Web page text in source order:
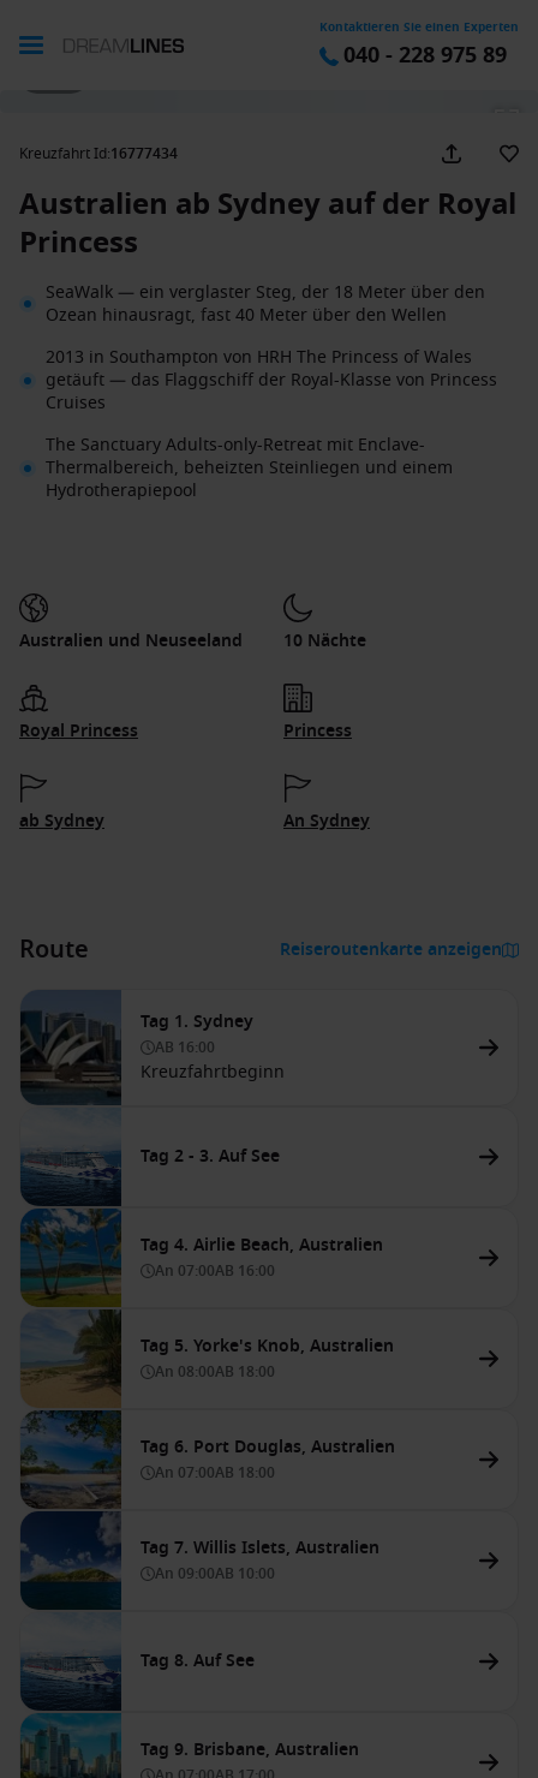
Kontaktieren Sie einen Experten
040 - 228 975 89
Kreuzfahrt Id:16777434
Australien ab Sydney auf der Royal
Princess
SeaWalk — ein verglaster Steg, der 18 Meter über den
Ozean hinausragt, fast 40 Meter über den Wellen
2013 in Southampton von HRH The Princess of Wales
getäuft — das Flaggschiff der Royal-Klasse von Princess
Cruises
The Sanctuary Adults-only-Retreat mit Enclave-
Thermalbereich, beheizten Steinliegen und einem
Hydrotherapiepool
Australien und Neuseeland 10 Nächte
Royal Princess Princess
ab Sydney An Sydney
Route Reiseroutenkarte anzeigen
Tag 1. Sydney
AB 16:00
Kreuzfahrtbeginn
Tag 2 - 3. Auf See
Tag 4. Airlie Beach, Australien
An 07:00AB 16:00
Tag 5. Yorke's Knob, Australien
An 08:00AB 18:00
Tag 6. Port Douglas, Australien
An 07:00AB 18:00
Tag 7. Willis Islets, Australien
An 09:00AB 10:00
Tag 8. Auf See
Tag 9. Brisbane, Australien